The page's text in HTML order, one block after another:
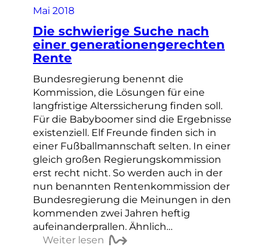
Mai 2018
Die schwierige Suche nach
einer generationengerechten
Rente
Bundesregierung benennt die
Kommission, die Lösungen für eine
langfristige Alterssicherung finden soll.
Für die Babyboomer sind die Ergebnisse
existenziell. Elf Freunde finden sich in
einer Fußballmannschaft selten. In einer
gleich großen Regierungskommission
erst recht nicht. So werden auch in der
nun benannten Rentenkommission der
Bundesregierung die Meinungen in den
kommenden zwei Jahren heftig
aufeinanderprallen. Ähnlich…
Weiter lesen